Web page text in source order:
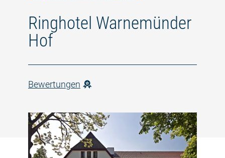
Ringhotel Warnemünder
Hof
Bewertungen